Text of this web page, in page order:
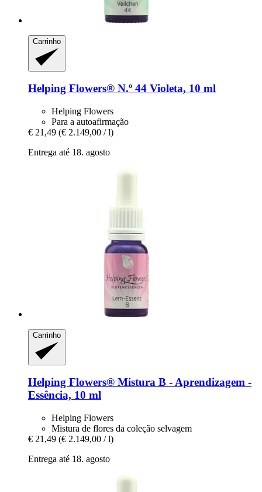
Carrinho
Helping Flowers® N.º 44 Violeta, 10 ml
Helping Flowers
Para a autoafirmação
€ 21,49 (€ 2.149,00 / l)
Entrega até 18. agosto
Carrinho
Helping Flowers® Mistura B -​ Aprendizagem -​
Essência, 10 ml
Helping Flowers
Mistura de flores da coleção selvagem
€ 21,49 (€ 2.149,00 / l)
Entrega até 18. agosto